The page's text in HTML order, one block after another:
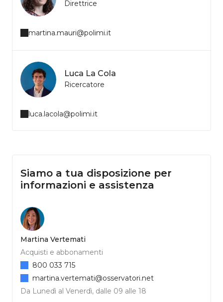
Direttrice
martina.mauri@polimi.it
Luca La Cola
Ricercatore
luca.lacola@polimi.it
Siamo a tua disposizione per
informazioni e assistenza
Martina Vertemati
Acquisti e abbonamenti
Da Lunedì al Venerdì, dalle 09 alle 18
800 033 715
martina.vertemati@osservatori.net